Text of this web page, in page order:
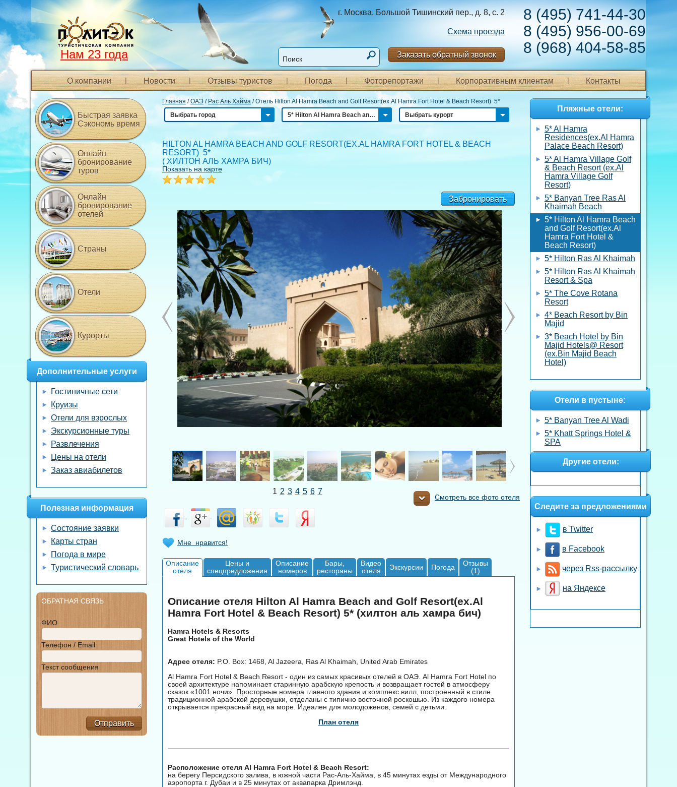
8 (495) 741-44-30
8 (495) 956-00-69
8 (968) 404-58-85
г. Москва, Большой Тишинский пер., д. 8, с. 2
Схема проезда
Заказать обратный звонок
Нам 23 года
О компании Новости Отзывы туристов Погода Фоторепортажи Корпоративным клиентам Контакты
Главная /ОАЭ / Рас Аль Хайма /Отель Hilton Al Hamra Beach and Golf Resort(ex.Al Hamra Fort Hotel & Beach Resort) 5*
Выбрать город
5* Hilton Al Hamra Beach and Golf Resort(ex.Al Hamra Fort Hotel & Beach Resort) Выбрать курорт
HILTON AL HAMRA BEACH AND GOLF RESORT(EX.AL HAMRA FORT HOTEL & BEACH
RESORT) 5*
( ХИЛТОН АЛЬ ХАМРА БИЧ)
Показать на карте
Забронировать
Смотреть все фото отеля
1 2 3 4 5 6 7
Мне нравится!
Описание
отеля
Цены и
спецпредложения
Описание
номеров
Бары,
рестораны
Видео
отеля
Экскурсии Погода
Отзывы
(1)
Описание отеля Hilton Al Hamra Beach and Golf Resort(ex.Al
Hamra Fort Hotel & Beach Resort) 5* (хилтон аль хамра бич)
Hamra Hotels & Resorts
Great Hotels of the World
Адрес отеля: P.O. Box: 1468, Al Jazeera, Ras Al Khaimah, United Arab Emirates
Al Hamra Fort Hotel & Beach Resort - один из самых красивых отелей в ОАЭ. Al Hamra Fort Hotel по
своей архитектуре напоминает старинную арабскую крепость и возвращает гостей в атмосферу
сказок «1001 ночи». Просторные номера главного здания и комплекс вилл, построенный в стиле
традиционной арабской деревушки, отделаны с типично восточной роскошью. Из каждого номера
открывается прекрасный вид на море. Идеален для молодоженов, семей с детьми.
План отеля
Расположение отеля Al Hamra Fort Hotel & Beach Resort:
на берегу Персидского залива, в южной части Рас-Аль-Хайма, в 45 минутах езды от Международного
аэропорта г. Дубаи и в 25 минутах от аквапарка Дримлэнд.
Быстрая заявка
Сэкономь время
Онлайн
бронирование
туров
Онлайн
бронирование
отелей
Страны
Отели
Курорты
Дополнительные услуги
Гостиничные сети
Круизы
Отели для взрослых
Экскурсионные туры
Развлечения
Цены на отели
Заказ авиабилетов
Полезная информация
Состояние заявки
Карты стран
Погода в мире
Туристический словарь
ОБРАТНАЯ СВЯЗЬ
ФИО
Телефон / Email
Текст сообщения
Отправить
Пляжные отели:
5* Al Hamra
Residences(ex.Al Hamra
Palace Beach Resort)
5* Al Hamra Village Golf
& Beach Resort (ex.Al
Hamra Village Golf
Resort)
5* Banyan Tree Ras Al
Khaimah Beach
5* Hilton Al Hamra Beach
and Golf Resort(ex.Al
Hamra Fort Hotel &
Beach Resort)
5* Hilton Ras Al Khaimah
5* Hilton Ras Al Khaimah
Resort & Spa
5* The Cove Rotana
Resort
4* Beach Resort by Bin
Majid
3* Beach Hotel by Bin
Majid Hotels@ Resort
(ex.Bin Majid Beach
Hotel)
Отели в пустыне:
5* Banyan Tree Al Wadi
5* Khatt Springs Hotel &
SPA
Другие отели:
Следите за предложениями
в Twitter
в Facebook
через Rss-рассылку
на Яндексе